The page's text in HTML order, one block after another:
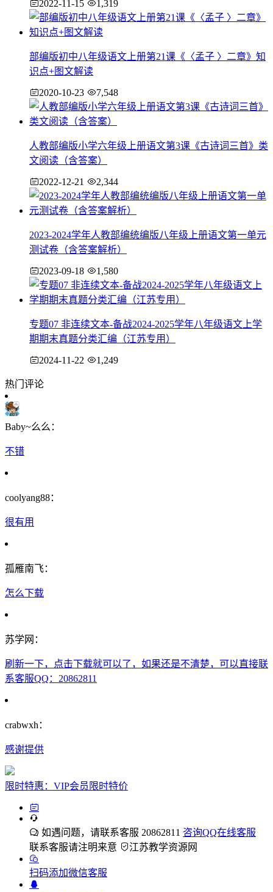
2022-11-15 1,319
部编版初中八年级语文上册第21课《〈孟子 〉二章》知
识点+图文解读
2020-10-23 7,548
人教部编版小学六年级上册语文第3课《古诗词三首》类
文阅读（含答案）
2022-12-21 2,344
2023-2024学年人教部编统编版八年级上册语文第一单元
测试卷（含答案解析）
2023-09-18 1,580
专题07 非连续文本-备战2024-2025学年八年级语文上学
期期末真题分类汇编（江苏专用）
2024-11-22 1,249
热门评论
Baby~么么：
不错
coolyang88：
很有用
孤雁南飞：
怎么下载
苏学网：
刷新一下，点击下载就可以了，如果还是不清楚，可以直接联
系客服QQ：20862811
crabwxh：
感谢提供
限时特惠：VIP会员限时特价
如遇问题，请联系客服 20862811 咨询QQ在线客服
联系客服请注明来意
江苏教学资源网
扫码添加微信客服